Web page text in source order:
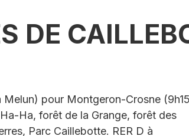
DE
pour Montgeron-Crosne
Ha, forêt de la Grange, forêt des
Parc Caillebotte. RER D à